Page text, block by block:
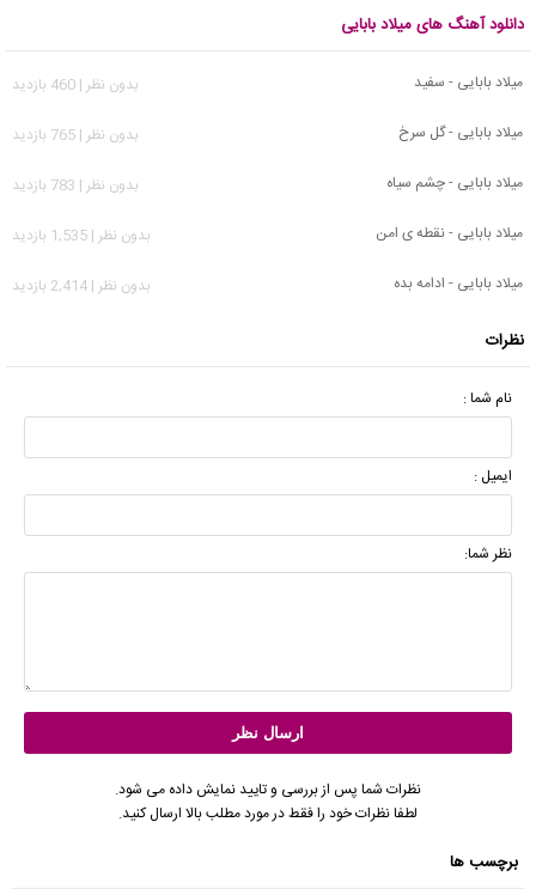
دانلود آهنگ های میلاد بابایی
میلاد بابایی - سفید
بدون نظر | 460 بازدید
میلاد بابایی - گل سرخ
بدون نظر | 765 بازدید
میلاد بابایی - چشم سیاه
بدون نظر | 783 بازدید
میلاد بابایی - نقطه ی امن
بدون نظر | 1,535 بازدید
میلاد بابایی - ادامه بده
بدون نظر | 2,414 بازدید
نظرات
نام شما :
ایمیل :
نظر شما:
نظرات شما پس از بررسی و تایید نمایش داده می شود.
لطفا نظرات خود را فقط در مورد مطلب بالا ارسال کنید.
برچسب ها